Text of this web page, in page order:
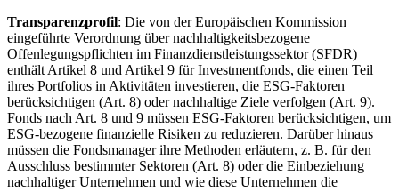
Transparenzprofil: Die von der Europäischen Kommission
eingeführte Verordnung über nachhaltigkeitsbezogene
Offenlegungspflichten im Finanzdienstleistungssektor (SFDR)
enthält Artikel 8 und Artikel 9 für Investmentfonds, die einen Teil
ihres Portfolios in Aktivitäten investieren, die ESG-Faktoren
berücksichtigen (Art. 8) oder nachhaltige Ziele verfolgen (Art. 9).
Fonds nach Art. 8 und 9 müssen ESG-Faktoren berücksichtigen, um
ESG-bezogene finanzielle Risiken zu reduzieren. Darüber hinaus
müssen die Fondsmanager ihre Methoden erläutern, z. B. für den
Ausschluss bestimmter Sektoren (Art. 8) oder die Einbeziehung
nachhaltiger Unternehmen und wie diese Unternehmen die